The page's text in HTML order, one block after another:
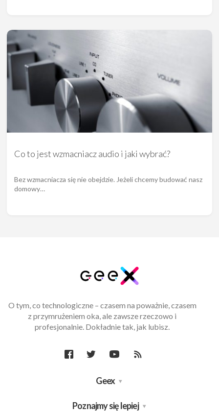
Co to jest wzmacniacz audio i jaki wybrać?
Bez wzmacniacza się nie obejdzie. Jeżeli chcemy budować nasz
domowy…
O tym, co technologiczne – czasem na poważnie, czasem
z przymrużeniem oka, ale zawsze rzeczowo i
profesjonalnie. Dokładnie tak, jak lubisz.
Geex
Poznajmy się lepiej